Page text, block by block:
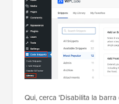
Qui, cerca 'Disabilita la